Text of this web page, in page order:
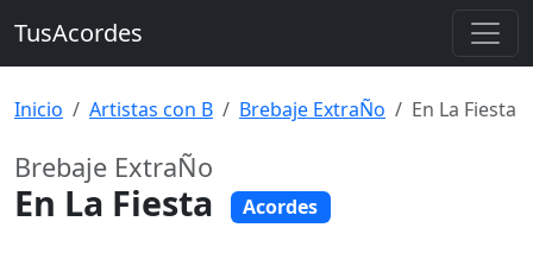
TusAcordes
Inicio Artistas con B Brebaje ExtraÑo En La Fiesta
Brebaje ExtraÑo
En La Fiesta Acordes